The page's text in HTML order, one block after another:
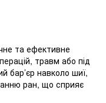
та ефективне
травм або під
бар’єр навколо шиї,
ран, що сприяє